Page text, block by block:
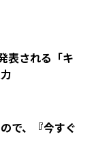
表される「キ
で、『今すぐ